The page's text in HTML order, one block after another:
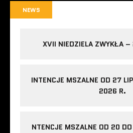
NEWS
XVII NIEDZIELA ZWYKŁA
INTENCJE MSZALNE OD 27
2026 R.
NTENCJE MSZALNE OD 20